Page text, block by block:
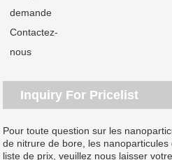
demande
Contactez-
nous
Inquiry For Pricelist
Pour toute question sur les
de nitrure de bore, les
liste de prix, veuillez nous laisser